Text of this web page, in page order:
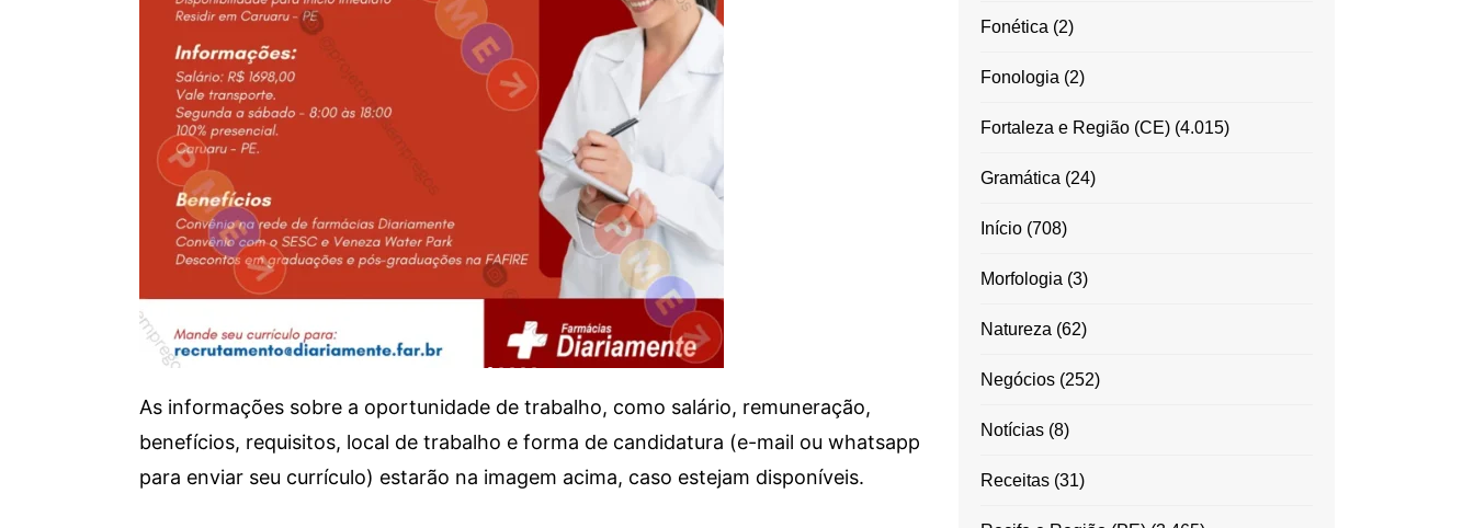
As informações sobre a oportunidade de trabalho, como salário, remuneração,
benefícios, requisitos, local de trabalho e forma de candidatura (e-mail ou whatsapp
para enviar seu currículo) estarão na imagem acima, caso estejam disponíveis.
Fonética (2)
Fonologia (2)
Fortaleza e Região (CE)(4.015)
Gramática (24)
Início(708)
Morfologia (3)
Natureza (62)
Negócios(252)
Notícias(8)
Receitas(31)